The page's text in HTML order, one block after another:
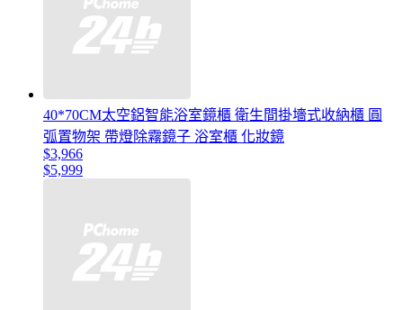
40*70CM太空鋁智能浴室鏡櫃 衛生間掛墻式收納櫃 圓
弧置物架 帶燈除霧鏡子 浴室櫃 化妝鏡
$3,966
$5,999